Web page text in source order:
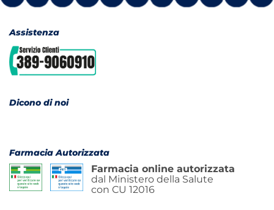
Assistenza
Dicono di noi
Farmacia Autorizzata
Farmacia online autorizzata
dal Ministero della Salute
con CU 12016